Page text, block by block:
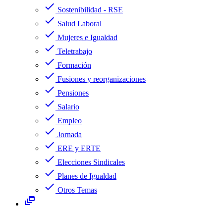
check Sostenibilidad - RSE
check Salud Laboral
check Mujeres e Igualdad
check Teletrabajo
check Formación
check Fusiones y reorganizaciones
check Pensiones
check Salario
check Empleo
check Jornada
check ERE y ERTE
check Elecciones Sindicales
check Planes de Igualdad
check Otros Temas
dynamic_feed